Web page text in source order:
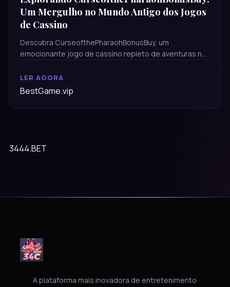
Um Mergulho no Mundo Antigo dos Jogos
de Cassino
Descubra CurseofthePharaohBonusBuy, um
emocionante jogo de cassino repleto de aventuras no
especiais.
LER AGORA
BestGame.vip
3444.BET
A plataforma mais inovadora de entretenimento